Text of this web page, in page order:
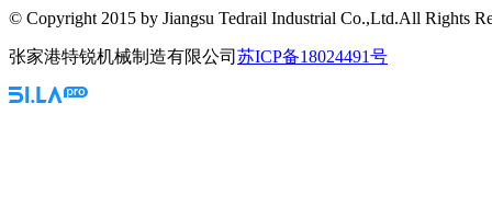
© Copyright 2015 by Jiangsu Tedrail Industrial Co.,Ltd.All Rights
张家港特锐机械制造有限公司 苏ICP备18024491号